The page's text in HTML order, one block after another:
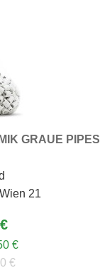
GRAUE PIPES
21
€
€